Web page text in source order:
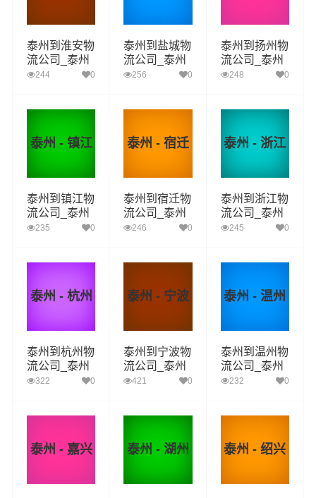
泰州到淮安物
流公司_泰州
到淮安货运_
244 0
泰州到盐城物
流公司_泰州
到盐城货运_
256 0
泰州到扬州物
流公司_泰州
到扬州货运_
248 0
泰州 - 镇江
泰州到镇江物
流公司_泰州
到镇江货运_
235 0
泰州 - 宿迁
泰州到宿迁物
流公司_泰州
到宿迁货运_
246 0
泰州 - 浙江
泰州到浙江物
流公司_泰州
到浙江货运_
245 0
泰州 - 杭州
泰州到杭州物
流公司_泰州
到杭州货运_
322 0
泰州 - 宁波
泰州到宁波物
流公司_泰州
到宁波货运_
421 0
泰州 - 温州
泰州到温州物
流公司_泰州
到温州货运_
232 0
泰州 - 嘉兴 泰州 - 湖州 泰州 - 绍兴